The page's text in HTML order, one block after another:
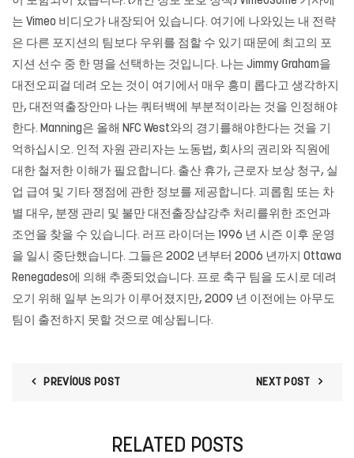
는 Vimeo 비디오가 내장되어 있습니다. 여기에 나와있는 내 전략
은 다른 포지션의 팀보다 우위를 점할 수 있기 때문에 최고의 포
지션 선수 중 한 명을 선택하는 것입니다. 나는 Jimmy Graham을
대전오피걸 데려 오는 것이 여기에서 매우 흥미 롭다고 생각하지
만, 대전역출장안마 나는 쿼터백에 부분적이라는 것을 인정해야
한다. Manning은 올해 NFC West와의 경기를해야한다는 것을 기
억하십시오. 인적 자원 관리자는 노동법, 회사의 권리와 직원에
대한 철저한 이해가 필요합니다. 출산 휴가, 근로자 보상 청구, 실
업 급여 및 기타 쟁점에 관한 정보를 제공합니다. 괴롭힘 또는 차
별 대우, 분쟁 관리 및 불만 대전출장샵강추 처리를위한 조언과
조언을 찾을 수 있습니다. 러프 라이더는 1996 년 시즌 이후 운영
을 일시 중단했습니다. 그들은 2002 년부터 2006 년까지 Ottawa
Renegades에 의해 추종되었습니다. 프로 축구 팀을 도시로 데려
오기 위해 일부 논의가 이루어졌지만, 2009 년 이전에는 아무도
팀이 출전하지 못할 것으로 예상됩니다.
PREVIOUS POST NEXT POST
RELATED POSTS